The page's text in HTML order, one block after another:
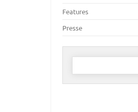
Features
Presse
Suchen